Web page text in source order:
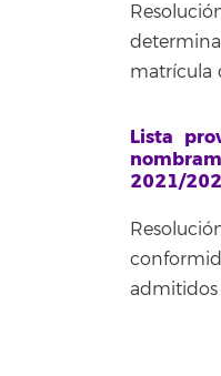
matrícula
Lista
2021/
admitidos